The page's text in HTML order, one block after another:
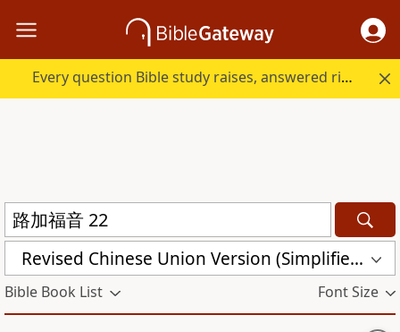
Every question Bible study raises, answered right here.
Revised Chinese Union Version (Simplified Script) Shen Edition (RCU17SS)
Bible Book List Font Size